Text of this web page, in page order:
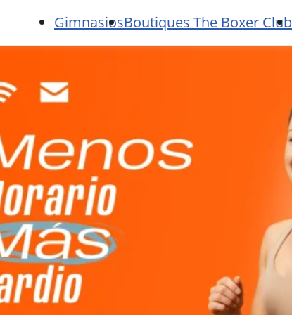
GimnasiosBoutiques The Boxer Club